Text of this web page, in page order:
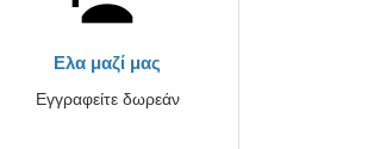
Ελα μαζί μας
Εγγραφείτε δωρεάν